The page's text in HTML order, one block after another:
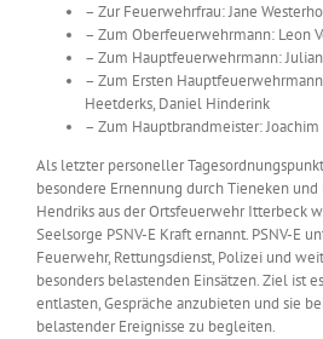
– Zur Feuerwehrfrau: Jane
– Zum Oberfeuerwehrmann: Leon
– Zum Hauptfeuerwehrmann:
– Zum Ersten
Heetderks, Daniel Hinderink
– Zum Hauptbrandmeister: Joachim
Als letzter personeller
besondere Ernennung durch Tieneken
Hendriks aus der Ortsfeuerwehr Itterbeck
Seelsorge PSNV-E Kraft ernannt. PSNV-E
Feuerwehr, Rettungsdienst, Polizei und
besonders belastenden Einsätzen. Ziel ist
entlasten, Gespräche anzubieten und sie
belastender Ereignisse zu begleiten.